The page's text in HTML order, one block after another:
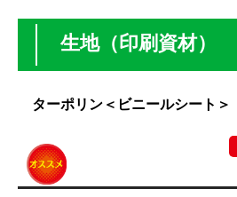
お見積り
ご注文
送料・梱包
生地（印刷資材）
ターポリン＜ビニールシート＞